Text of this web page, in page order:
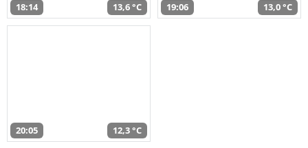
18:14 13,6 °C 19:06 13,0 °C
20:05 12,3 °C